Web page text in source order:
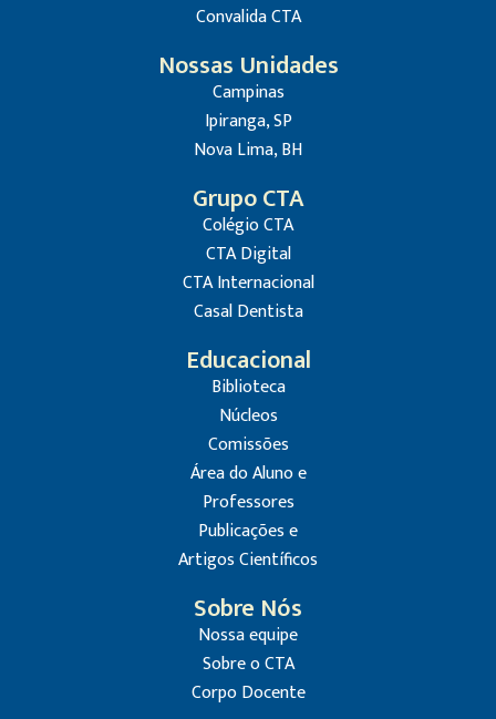
Convalida CTA
Nossas Unidades
Campinas
Ipiranga, SP
Nova Lima, BH
Grupo CTA
Colégio CTA
CTA Digital
CTA Internacional
Casal Dentista
Educacional
Biblioteca
Núcleos
Comissões
Área do Aluno e
Professores
Publicações e
Artigos Científicos
Sobre Nós
Nossa equipe
Sobre o CTA
Corpo Docente